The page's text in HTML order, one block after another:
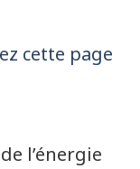
cette page
l’énergie